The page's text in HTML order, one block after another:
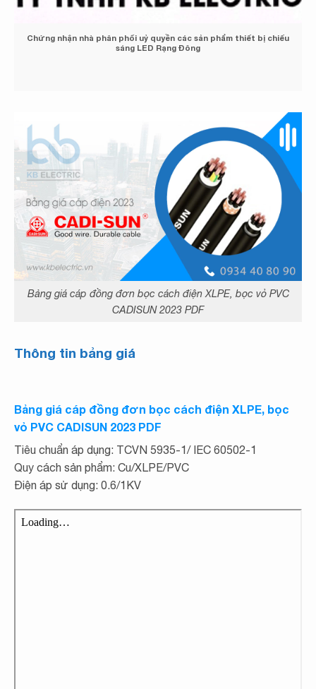
Bảng giá cáp đồng đơn bọc cách điện XLPE, bọc vỏ PVC
CADISUN 2023 PDF
Thông tin bảng giá
Bảng giá cáp đồng đơn bọc cách điện XLPE, bọc
vỏ PVC CADISUN 2023 PDF
Tiêu chuẩn áp dụng: TCVN 5935-1/ IEC 60502-1
Quy cách sản phẩm: Cu/XLPE/PVC
Điện áp sử dụng: 0.6/1KV